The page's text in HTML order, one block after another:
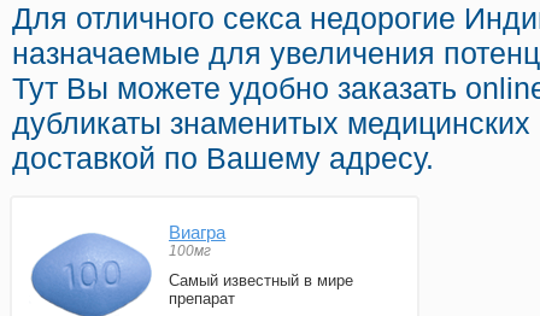
Для отличного секса недорогие
назначаемые для увеличения
Тут Вы можете удобно заказать
дубликаты знаменитых медицинских
доставкой по Вашему адресу.
Виагра
100мг
Самый известный в мире
препарат